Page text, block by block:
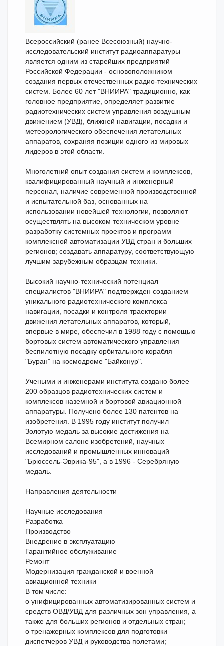
Всероссийский (ранее Всесоюзный) научно-
исследовательский институт радиоаппаратуры
является одним из старейших предприятий
Российской Федерации - основоположником
создания первых отечественных радио-технических
систем. Более 60 лет "ВНИИРА" традиционно, как
головное предприятие, определяет развитие
радиотехнических систем управления воздушным
движением (УВД), ближней навигации, посадки и
метеорологического обеспечения летательных
аппаратов, сохраняя позиции одного из мировых
лидеров в этой области.
Многолетний опыт создания систем и комплексов,
квалифицированный научный и инженерный
персонал, наличие современной производственной
и испытательной баз, основанных на
использовании новейшей технологии, позволяют
осуществлять на высоком техническом уровне
разработку системных проектов и программ
комплексной автоматизации УВД стран и больших
регионов; создавать аппаратуру, соответствующую
лучшим зарубежным образцам техники.
Высокий научно-технический потенциал
специалистов "ВНИИРА" подтвержден созданием
уникального радиотехнического комплекса
навигации, посадки и контроля траектории
движения летательных аппаратов, который,
впервые в мире, обеспечил в 1988 году с помощью
бортовых систем автоматического управления
беспилотную посадку орбитального корабля
"Буран" на космодроме "Байконур".
Учеными и инженерами института создано более
200 образцов радиотехнических систем и
комплексов наземной и бортовой авиационной
аппаратуры. Получено более 130 патентов на
изобретения. В 1995 году институт получил
Золотую медаль за высокие достижения на
Всемирном салоне изобретений, научных
исследований и промышленных инноваций
"Брюссель-Эврика-95", а в 1996 - Серебряную
медаль.
Направления деятельности
Научные исследования
Разработка
Производство
Внедрение в эксплуатацию
Гарантийное обслуживание
Ремонт
Модернизация гражданской и военной
авиационной техники
В том числе:
o унифицированных автоматизированных систем и
средств ОВД/УВД для различных зон управления, а
также для больших регионов и отдельных стран;
o тренажерных комплексов для подготовки
диспетчеров УВД и руководства полетами;